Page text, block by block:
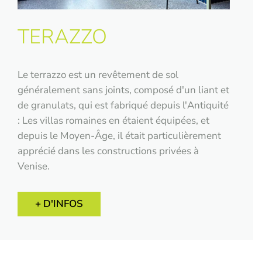
TERAZZO
Le terrazzo est un revêtement de sol
généralement sans joints, composé d'un liant et
de granulats, qui est fabriqué depuis l'Antiquité
: Les villas romaines en étaient équipées, et
depuis le Moyen-Âge, il était particulièrement
apprécié dans les constructions privées à
Venise.
+ D'INFOS